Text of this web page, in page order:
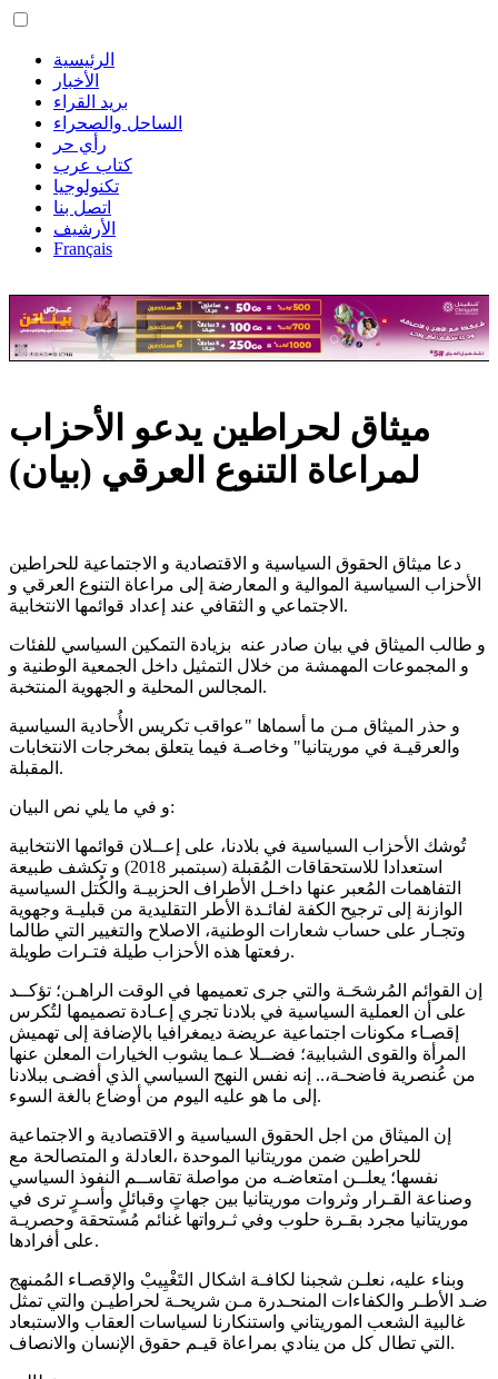
الرئيسية
الأخبار
بريد القراء
الساحل والصحراء
رأي حر
كتاب عرب
تكنولوجيا
اتصل بنا
الأرشيف
Français
ميثاق لحراطين يدعو الأحزاب
لمراعاة التنوع العرقي (بيان)
دعا ميثاق الحقوق السياسية و الاقتصادية و الاجتماعية للحراطين
الأحزاب السياسية الموالية و المعارضة إلى مراعاة التنوع العرقي و
الاجتماعي و الثقافي عند إعداد قوائمها الانتخابية.
و طالب الميثاق في بيان صادر عنه بزيادة التمكين السياسي للفئات
و المجموعات المهمشة من خلال التمثيل داخل الجمعية الوطنية و
المجالس المحلية و الجهوية المنتخبة.
و حذر الميثاق مـن ما أسماها "عواقب تكريس الأُحادية السياسية
والعرقيـة في موريتانيا" وخاصـة فيما يتعلق بمخرجات الانتخابات
المقبلة.
و في ما يلي نص البيان:
تُوشك الأحزاب السياسية في بلادنا، على إعــلان قوائمها الانتخابية
استعدادا للاستحقاقات المُقبلة (سبتمبر 2018) و تكشف طبيعة
التفاهمات المُعبر عنها داخـل الأطراف الحزبيـة والكُتل السياسية
الوازنة إلى ترجيح الكفة لفائـدة الأطر التقليدية من قبليـة وجهوية
وتجـار على حساب شعارات الوطنية، الاصلاح والتغيير التي طالما
رفعتها هذه الأحزاب طيلة فتـرات طويلة.
إن القوائم المُرشحَـة والتي جرى تعميمها في الوقت الراهـن؛ تؤكــد
على أن العملية السياسية في بلادنا تجري إعـادة تصميمها لتُكرس
إقصـاء مكونات اجتماعية عريضة ديمغرافيا بالإضافة إلى تهميش
المرأة والقوى الشبابية؛ فضــلا عـما يشوب الخيارات المعلن عنها
من عُنصرية فاضحـة،.. إنه نفس النهج السياسي الذي أفضـى ببلادنا
إلى ما هو عليه اليوم من أوضاع بالغة السوء.
إن الميثاق من اجل الحقوق السياسية و الاقتصادية و الاجتماعية
للحراطين ضمن موريتانيا الموحدة ،العادلة و المتصالحة مع
نفسها؛ يعلــن امتعاضـه من مواصلة تقاســم النفوذ السياسي
وصناعة القـرار وثروات موريتانيا بين جهاتٍ وقبائلٍ وأسـرٍ ترى في
موريتانيا مجرد بقـرة حلوب وفي ثـرواتها غنائم مُستحقة وحصريـة
على أفرادها.
وبناء عليه، نعلـن شجبنا لكافـة اشكال التَغْيِيبْ والإقصـاء المُمنهج
ضـد الأطـر والكفاءات المنحـدرة مـن شريحـة لحراطيـن والتي تمثل
غالبية الشعب الموريتاني واستنكارنا لسياسات العقاب والاستبعاد
التي تطال كل من ينادي بمراعاة قيـم حقوق الإنسان والانصاف.